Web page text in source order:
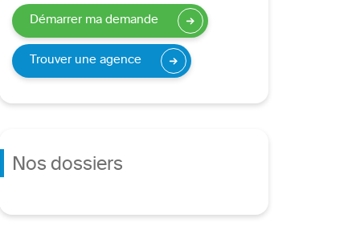
Démarrer ma demande
Trouver une agence
Nos dossiers